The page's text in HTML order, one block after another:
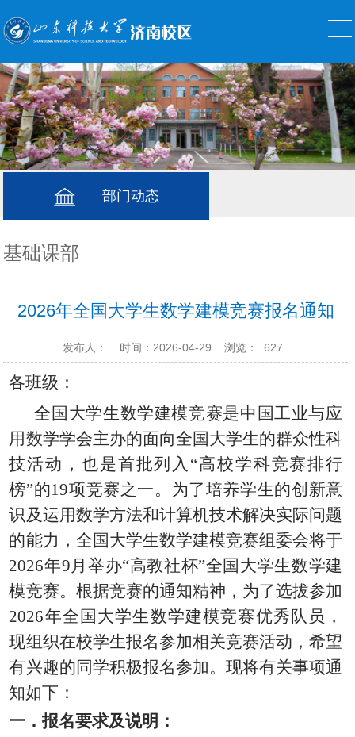
部门动态
基础课部
2026年全国大学生数学建模竞赛报名通知
发布人： 时间：2026-04-29 浏览： 627
各班级：
全国大学生数学建模竞赛是中国工业与应
用数学学会主办的面向全国大学生的群众性科
技活动，也是首批列入 “高校学科竞赛排行
榜”的19项竞赛之一。为了培养学生的创新意
识及运用数学方法和计算机技术解决实际问题
的能力，全国大学生数学建模竞赛组委会将于
2026年9月举办“高教社杯”全国大学生数学建
模竞赛。根据竞赛的通知精神，为了选拔参加
2026年全国大学生数学建模竞赛优秀队员，
现组织在校学生报名参加相关竞赛活动，希望
有兴趣的同学积极报名参加。现将有关事项通
知如下：
一．报名要求及说明：